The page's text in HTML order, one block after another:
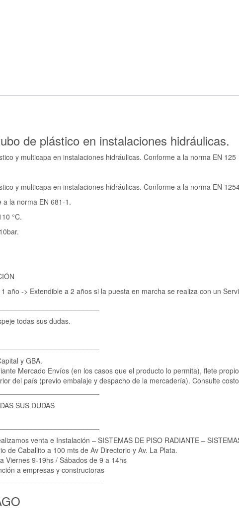
de plástico en instalaciones hidráulicas.
y multicapa en instalaciones hidráulicas. Conforme a la norma EN 125
y multicapa en instalaciones hidráulicas. Conforme a la norma EN
la norma EN 681-1.
°C.
año -> Extendible a 2 años si la puesta en marcha se realiza con un
todas sus dudas.
y GBA.
Mercado Envíos (en los casos que el producto lo permita), flete
del país (previo embalaje y despacho de la mercadería). Consulte
SUS DUDAS
venta e Instalación – SISTEMAS DE PISO RADIANTE –
de Caballito a 100 mts de Av Directorio y Av. La Plata.
Viernes 9-19hs / Sábados de 9 a 14hs
a empresas y constructoras